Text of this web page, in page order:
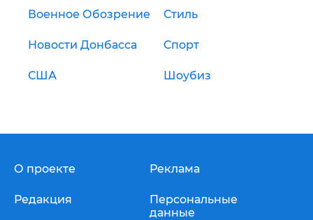
Военное Обозрение Стиль
Новости Донбасса Спорт
США Шоубиз
О проекте
Редакция
Реклама
Персональные
данные